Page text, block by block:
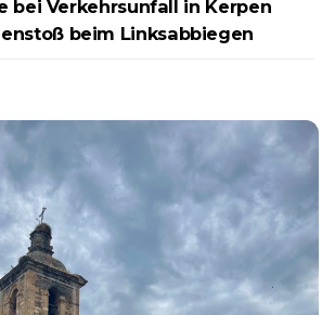
bei Verkehrsunfall in Kerpen
beim Linksabbiegen